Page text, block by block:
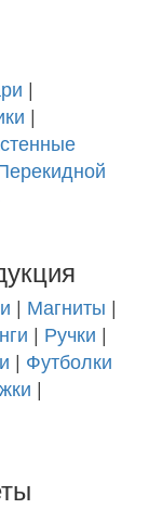
|
|
| Магниты |
| Ручки |
| Футболки
|